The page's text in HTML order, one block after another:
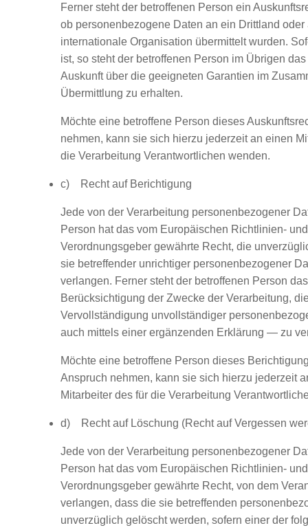
Ferner steht der betroffenen Person ein
ob personenbezogene Daten an ein Drittland oder
internationale Organisation übermittelt wurden.
ist, so steht der betroffenen Person im Übrigen
Auskunft über die geeigneten Garantien im
Übermittlung zu erhalten.
Möchte eine betroffene Person dieses
nehmen, kann sie sich hierzu jederzeit an einen
die Verarbeitung Verantwortlichen wenden.
c) Recht auf Berichtigung
Jede von der Verarbeitung personenbezogener
Person hat das vom Europäischen Richtlinien- und
Verordnungsgeber gewährte Recht, die
sie betreffender unrichtiger personenbezogener
verlangen. Ferner steht der betroffenen Person
Berücksichtigung der Zwecke der Verarbeitung,
Vervollständigung unvollständiger
auch mittels einer ergänzenden Erklärung — zu
Möchte eine betroffene Person dieses
Anspruch nehmen, kann sie sich hierzu jederzeit
Mitarbeiter des für die Verarbeitung
d) Recht auf Löschung (Recht auf Vergessen
Jede von der Verarbeitung personenbezogener
Person hat das vom Europäischen Richtlinien- und
Verordnungsgeber gewährte Recht, von dem
verlangen, dass die sie betreffenden
unverzüglich gelöscht werden, sofern einer der